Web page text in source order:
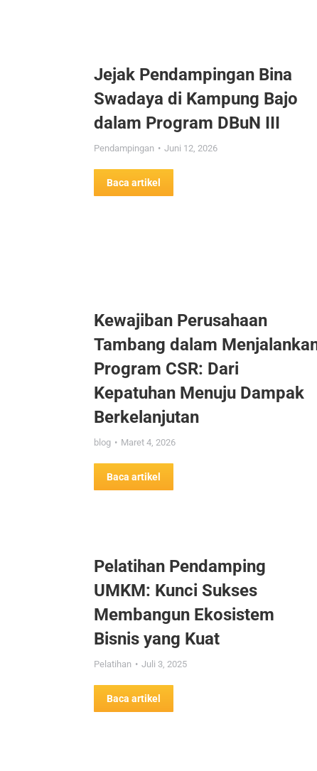
Jejak Pendampingan Bina
Swadaya di Kampung Bajo
dalam Program DBuN III
Pendampingan Juni 12, 2026
Baca artikel
Kewajiban Perusahaan
Tambang dalam
Program CSR: Dari
Kepatuhan Menuju Dampak
Berkelanjutan
blog Maret 4, 2026
Baca artikel
Pelatihan Pendamping
UMKM: Kunci Sukses
Membangun Ekosistem
Bisnis yang Kuat
Pelatihan Juli 3, 2025
Baca artikel